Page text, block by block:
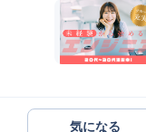
気になる